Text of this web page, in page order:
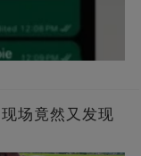
场竟然又发现